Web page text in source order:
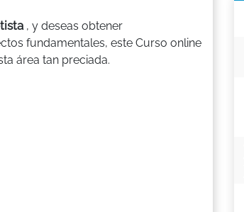
, y deseas obtener
fundamentales, este Curso online
área tan preciada.